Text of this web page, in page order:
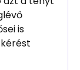
is